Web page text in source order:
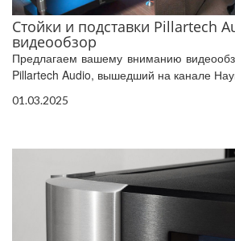
Стойки и подставки Pillartech
видеообзор
Предлагаем вашему вниманию
Pillartech Audio, вышедший на канале
01.03.2025